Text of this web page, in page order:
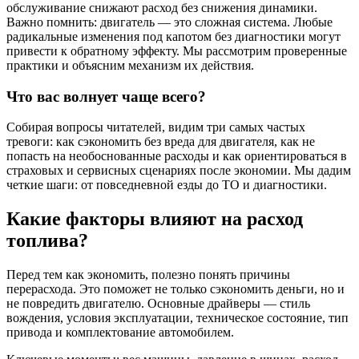
обслуживание снижают расход без снижения динамики.
Важно помнить: двигатель — это сложная система. Любые
радикальные изменения под капотом без диагностики могут
привести к обратному эффекту. Мы рассмотрим проверенные
практики и объясним механизм их действия.
Что вас волнует чаще всего?
Собирая вопросы читателей, видим три самых частых
тревоги: как сэкономить без вреда для двигателя, как не
попасть на необоснованные расходы и как ориентироваться в
страховых и сервисных сценариях после экономии. Мы дадим
четкие шаги: от повседневной езды до ТО и диагностики.
Какие факторы влияют на расход
топлива?
Перед тем как экономить, полезно понять причины
перерасхода. Это поможет не только сэкономить деньги, но и
не повредить двигателю. Основные драйверы — стиль
вождения, условия эксплуатации, техническое состояние, тип
привода и комплектование автомобилем.